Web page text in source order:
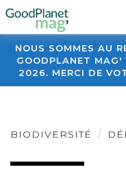
NOUS SOMMES AU
GOODPLANET MAG'
2026. MERCI DE
BIODIVERSITÉ